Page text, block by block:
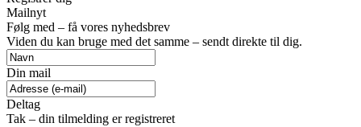
Mailnyt
Følg med – få vores nyhedsbrev
Viden du kan bruge med det samme – sendt direkte til dig.
Din mail
Deltag
Tak – din tilmelding er registreret